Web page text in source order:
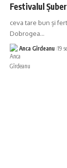
Festivalul
ceva tare bun și
Dobrogea…
Anca Gîrdeanu 19